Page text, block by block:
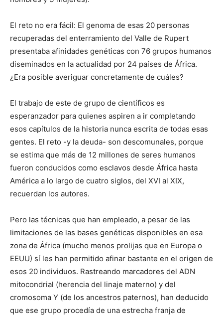
El reto no era fácil: El genoma de esas 20 personas
recuperadas del enterramiento del Valle de Rupert
presentaba afinidades genéticas con 76 grupos humanos
diseminados en la actualidad por 24 países de África.
¿Era posible averiguar concretamente de cuáles?
El trabajo de este de grupo de científicos es
esperanzador para quienes aspiren a ir completando
esos capítulos de la historia nunca escrita de todas esas
gentes. El reto -y la deuda- son descomunales, porque
se estima que más de 12 millones de seres humanos
fueron conducidos como esclavos desde África hasta
América a lo largo de cuatro siglos, del XVI al XIX,
recuerdan los autores.
Pero las técnicas que han empleado, a pesar de las
limitaciones de las bases genéticas disponibles en esa
zona de África (mucho menos prolijas que en Europa o
EEUU) sí les han permitido afinar bastante en el origen de
esos 20 individuos. Rastreando marcadores del ADN
mitocondrial (herencia del linaje materno) y del
cromosoma Y (de los ancestros paternos), han deducido
que ese grupo procedía de una estrecha franja de